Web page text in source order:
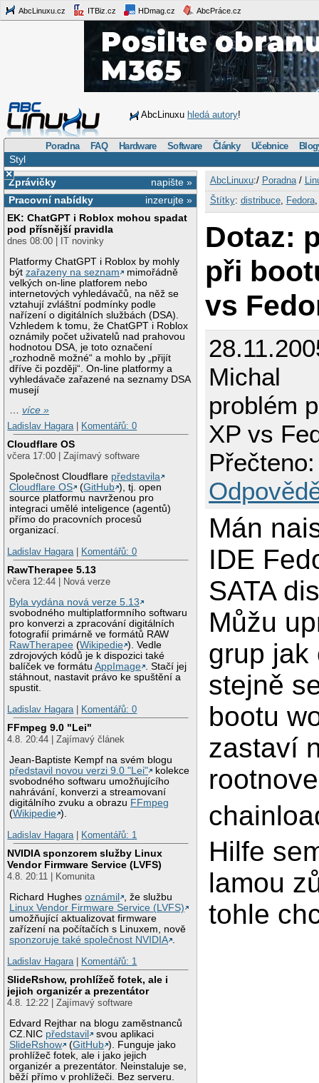
AbcLinuxu.cz ITBiz.cz HDmag.cz AbcPráce.cz
AbcLinuxu hledá autory!
Poradna FAQ Hardware Software Články Učebnice
Styl
×
napište »
Zprávičky
inzerujte »
Pracovní nabídky
EK: ChatGPT i Roblox mohou spadat
pod přísnější pravidla
dnes 08:00 | IT novinky
Platformy ChatGPT i Roblox by mohly
býtzařazeny na seznam
mimořádně
velkých on-line platforem nebo
internetových vyhledávačů, na něž se
vztahují zvláštní podmínky podle
nařízení o digitálních službách (DSA).
Vzhledem k tomu, že ChatGPT i Roblox
oznámily počet uživatelů nad prahovou
hodnotou DSA, je toto označení
„rozhodně možné“ a mohlo by „přijít
dříve či později“. On-line platformy a
vyhledávače zařazené na seznamy DSA
musejí
…více »
Ladislav Hagara
Komentářů: 0
Cloudflare OS
včera 17:00 | Zajímavý software
Společnost Cloudflare představila
Cloudflare OS
(GitHub ), tj. open
source platformu navrženou pro
integraci umělé inteligence (agentů)
přímo do pracovních procesů
organizací.
Ladislav Hagara
Komentářů: 0
RawTherapee 5.13
včera 12:44 | Nová verze
Byla vydána nová verze 5.13
svobodného multiplatformního softwaru
pro konverzi a zpracování digitálních
fotografií primárně ve formátů RAW
RawTherapee (Wikipedie ). Vedle
zdrojových kódů je k dispozici také
balíček ve formátuAppImage . Stačí jej
stáhnout, nastavit právo ke spuštění a
spustit.
Ladislav Hagara
Komentářů: 0
FFmpeg 9.0 "Lei"
4.8. 20:44 | Zajímavý článek
Jean-Baptiste Kempf na svém blogu
představil novou verzi 9.0 "Lei"
kolekce
svobodného softwaru umožňujícího
nahrávání, konverzi a streamovaní
digitálního zvuku a obrazu FFmpeg
(Wikipedie ).
Ladislav Hagara
Komentářů: 1
NVIDIA sponzorem služby Linux
Vendor Firmware Service (LVFS)
4.8. 20:11 | Komunita
Richard Hughesoznámil
, že službu
Linux Vendor Firmware Service (LVFS)
umožňující aktualizovat firmware
zařízení na počítačích s Linuxem, nově
sponzoruje také společnost NVIDIA .
Ladislav Hagara | Komentářů: 1
SlideRshow, prohlížeč fotek, ale i
jejich organizér a prezentátor
4.8. 12:22 | Zajímavý software
Edvard Rejthar na blogu zaměstnanců
CZ.NIC představil
svou aplikaci
SlideRshow
(GitHub ). Funguje jako
prohlížeč fotek, ale i jako jejich
organizér a prezentátor. Neinstaluje se,
běží přímo v prohlížeči. Bez serveru.
AbcLinuxu:/ Poradna/
Štítky: distribuce, Fedora
Dotaz:
při
vs
Michal
problém
XP vs
Mán
IDE
SATA
Můžu
grup jak
stejně
bootu
zastaví
Hilfe
lamou
tohle